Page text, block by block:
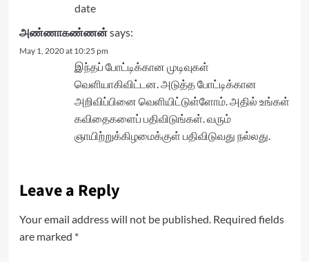
date
அண்ணாகண்ணன்says:
May 1, 2020 at 10:25 pm
இந்தப் போட்டிக்கான முடிவுகள்
வெளியாகிவிட்டன. அடுத்த போட்டிக்கான
அறிவிப்பினை வெளியிட்டுள்ளோம். அதில் உங்கள்
கவிதைகளைப் பதிவிடுங்கள். வரும்
ஞாயிற்றுக்கிழமைக்குள் பதிவிடுவது நல்லது.
Leave a Reply
Your email address will not be published. Required fields
are marked *